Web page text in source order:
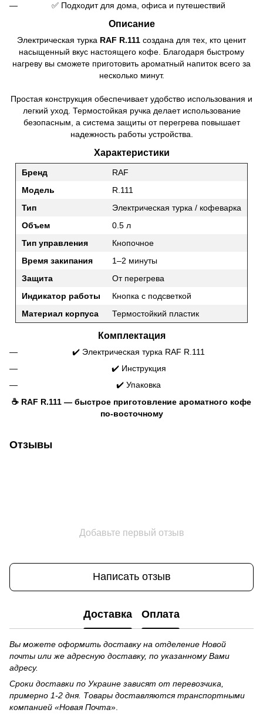
✅ Подходит для дома, офиса и путешествий
Описание
Электрическая турка RAF R.111 создана для тех, кто ценит
насыщенный вкус настоящего кофе. Благодаря быстрому
нагреву вы сможете приготовить ароматный напиток всего за
несколько минут.
Простая конструкция обеспечивает удобство использования и
легкий уход. Термостойкая ручка делает использование
безопасным, а система защиты от перегрева повышает
надежность работы устройства.
Характеристики
Бренд
RAF
Модель
R.111
Тип
Электрическая турка / кофеварка
Объем
0.5 л
Тип управления
Кнопочное
Время закипания
1–2 минуты
Защита
От перегрева
Индикатор работы
Кнопка с подсветкой
Материал корпуса
Термостойкий пластик
Комплектация
✔️ Электрическая турка RAF R.111
✔️ Инструкция
✔️ Упаковка
☕ RAF R.111 — быстрое приготовление ароматного кофе
по-восточному
Отзывы
Добавьте первый отзыв
Написать отзыв
Доставка Оплата
Вы можете оформить доставку на отделение Новой
почты или же адресную доставку, по указанному Вами
адресу.
Сроки доставки по Украине зависят от перевозчика,
примерно 1-2 дня. Товары доставляются транспортными
компанией «Новая Почта».